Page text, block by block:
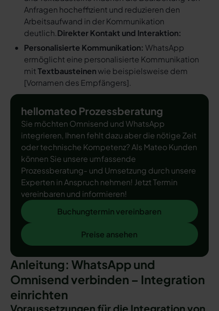
Anfragen hocheffizient und reduzieren den
Arbeitsaufwand in der Kommunikation
deutlich.Direkter Kontakt und Interaktion:
Personalisierte Kommunikation: WhatsApp
ermöglicht eine personalisierte Kommunikation
mitTextbausteinenwie beispielsweise dem
[Vornamen des Empfängers].
hellomateo Prozessberatung
Sie möchten Omnisend und WhatsApp
integrieren, Ihnen fehlt dazu aber die nötige Zeit
oder technische Kompetenz? Als Mateo Kunden
können Sie unsere umfassende
Prozessberatung- und Umsetzung durch unsere
Experten in Anspruch nehmen! Jetzt Termin
vereinbaren und informieren!
Buchungtermin vereinbaren
Buchungtermin vereinbaren
Preise ansehen
Preise ansehen
Anleitung: WhatsApp und
Omnisend verbinden – Integration
einrichten
Voraussetzungen für die Integration von